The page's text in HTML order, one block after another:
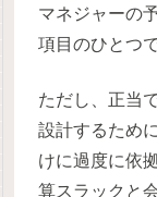
マネジャーの
項目のひとつ
ただし、正当
設計するため
けに過度に依
算スラックと